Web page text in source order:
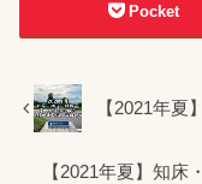
Pocket
【2021年
【2021年夏】知